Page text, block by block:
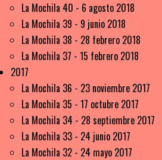
La Mochila 40 - 6 agosto 2018
La Mochila 39 - 9 junio 2018
La Mochila 38 - 28 febrero 2018
La Mochila 37 - 15 febrero 2018
2017
La Mochila 36 - 23 noviembre 2017
La Mochila 35 - 17 octubre 2017
La Mochila 34 - 28 septiembre 2017
La Mochila 33 - 24 junio 2017
La Mochila 32 - 24 mayo 2017